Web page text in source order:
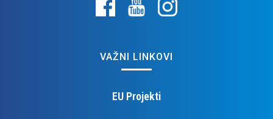
VAŽNI LINKOVI
EU Projekti